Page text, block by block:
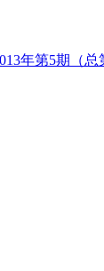
年第5期（总